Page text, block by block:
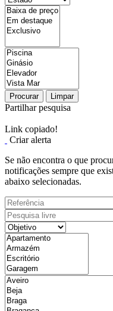
Procurar Limpar
Partilhar pesquisa
Link copiado!
Criar alerta
Se não encontra o que
notificações sempre que
abaixo selecionadas.